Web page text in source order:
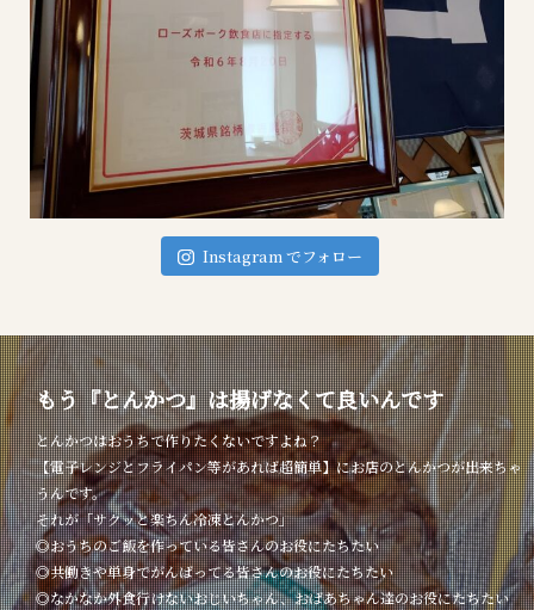
Instagram でフォロー
もう『とんかつ』は揚げなくて良いんです
とんかつはおうちで作りたくないですよね？
【電子レンジとフライパン等があれば超簡単】にお店のとんかつが出来ちゃ
うんです。
それが「サクッと楽ちん冷凍とんかつ」
◎おうちのご飯を作っている皆さんのお役にたちたい
◎共働きや単身でがんばってる皆さんのお役にたちたい
◎なかなか外食行けないおじいちゃん、おばあちゃん達のお役にたちたい